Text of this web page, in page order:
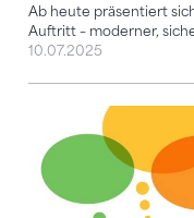
Ab heute präsentiert
Auftritt – moderner,
10.07.2025
Neue STV-